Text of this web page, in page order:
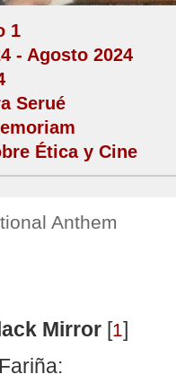
1
- Agosto 2024
Serué
Ética y Cine
Anthem
Mirror [1]